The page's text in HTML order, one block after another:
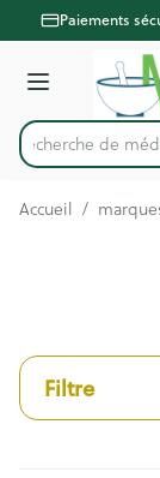
Aller au contenu
2 de 2
Paiements
Menu
Rechercher
Recherche de
Accueil /
Filtre